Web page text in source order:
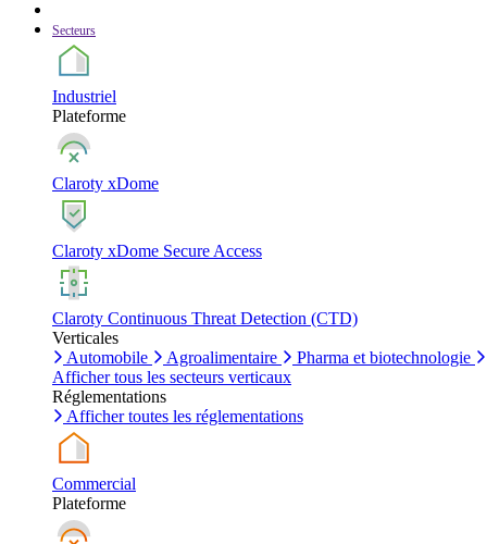
Secteurs
Industriel
Plateforme
Claroty xDome
Claroty xDome Secure Access
Claroty Continuous Threat Detection (CTD)
Verticales
Automobile
Agroalimentaire
Pharma et biotechnologie
Afficher tous les secteurs verticaux
Réglementations
Afficher toutes les réglementations
Commercial
Plateforme